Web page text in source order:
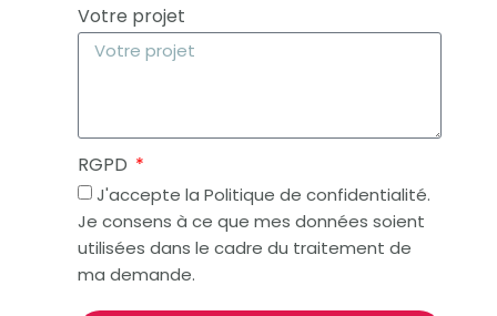
Votre projet
RGPD
J'accepte la Politique de confidentialité.
Je consens à ce que mes données soient
utilisées dans le cadre du traitement de
ma demande.